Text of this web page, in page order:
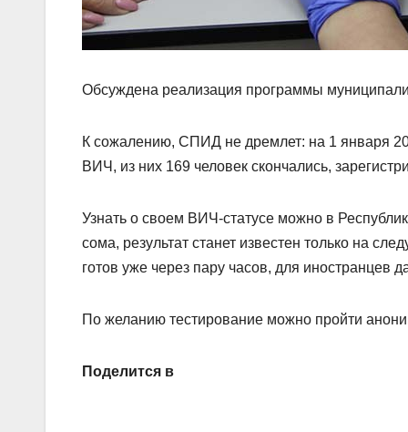
Обсуждена реализация программы
К сожалению, СПИД не дремлет: на 1 января
ВИЧ, из них 169 человек скончались,
Узнать о своем ВИЧ-статусе можно в
сома, результат станет известен только на
готов уже через пару часов, для иностранцев
По желанию тестирование можно пройти
Поделится в